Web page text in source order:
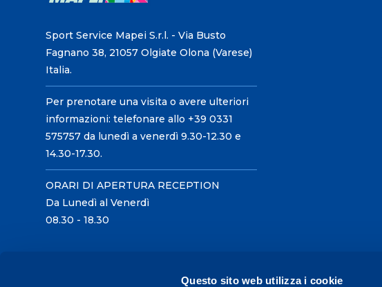
Questo sito web utilizza i cookie
Sport Service Mapei S.r.l. - Via Busto
Fagnano 38, 21057 Olgiate Olona (Varese)
Italia.
Per prenotare una visita o avere ulteriori
informazioni: telefonare allo +39 0331
575757 da lunedì a venerdì 9.30-12.30 e
14.30-17.30.
ORARI DI APERTURA RECEPTION
Da Lunedì al Venerdì
08.30 - 18.30